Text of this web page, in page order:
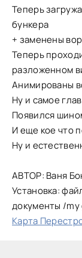
Теперь
бункера
+ заменены
Теперь
разложенном
Анимированы
Ну и самое
Появился
И еще кое что
Ну и
АВТОР: Ваня
Установка:
документы /
Карта